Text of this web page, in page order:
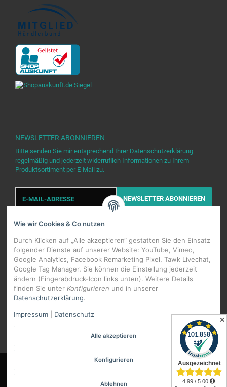
NEWSLETTER ABONNIEREN
Bitte senden Sie mir entsprechend Ihrer Datenschutzerklärung
regelmäßig und jederzeit widerruflich Informationen zu Ihrem
Produktsortiment per E-Mail zu.
E-
Mail-
Adresse
NEWSLETTER ABONNIEREN
WIDERRUFSBUTTON
Alle Preise inkl. gesetzlicher USt., zzgl.
Datenschutz-Einstellungen
© Erkaflex.de
Wie wir Cookies & Co nutzen
Durch Klicken auf „Alle akzeptieren“ gestatten Sie den Einsatz
folgender Dienste auf unserer Website: YouTube, Vimeo,
Google Analytics, Facebook Remarketing Pixel, Tawk Livechat,
Google Tag Manager. Sie können die Einstellung jederzeit
ändern (Fingerabdruck-Icon links unten). Weitere Details
finden Sie unter Konfigurieren und in unserer
Datenschutzerklärung.
Impressum
Datenschutz
Alle akzeptieren
Konfigurieren
Ablehnen
✕